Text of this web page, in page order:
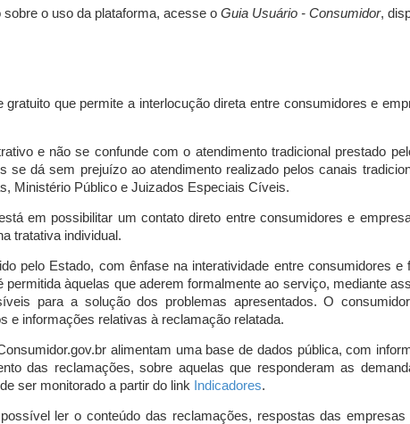
o uso da plataforma, acesse o Guia Usuário - Consumidor,
que permite a interlocução direta entre consumidores e
e não se confunde com o atendimento tradicional prestado
se dá sem prejuízo ao atendimento realizado pelos canais
Ministério Público e Juizados Especiais Cíveis.
em possibilitar um contato direto entre consumidores e
tratativa individual.
pelo Estado, com ênfase na interatividade entre consumidores
àquelas que aderem formalmente ao serviço, mediante
para a solução dos problemas apresentados. O
e informações relativas à reclamação relatada.
alimentam uma base de dados pública, com
das reclamações, sobre aquelas que responderam as
ser monitorado a partir do link
Indicadores.
ler o conteúdo das reclamações, respostas das